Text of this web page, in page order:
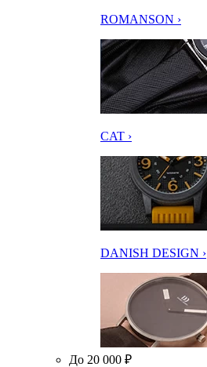
ROMANSON ›
CAT ›
DANISH DESIGN ›
До 20 000 ₽